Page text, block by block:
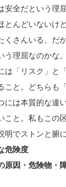
安全だという理
とんどいないけ
くさんいる、だ
う理屈なのかな。
は「リスク」と
こと。どちらも
には本質的な違
こと。私もこの
明でストンと腑
危険度
原因・危険物・